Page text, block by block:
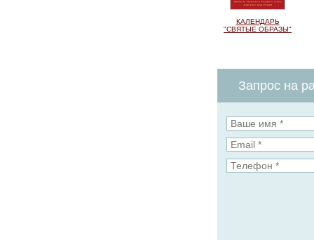
КАЛЕНДАРЬ
"СВЯТЫЕ ОБРАЗЫ"
Запрос на